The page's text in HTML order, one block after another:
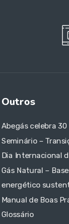
Outros
Abegás celebra 30
Seminário –
Dia Internacional
Gás Natural –
energético
Manual de Boas
Glossário